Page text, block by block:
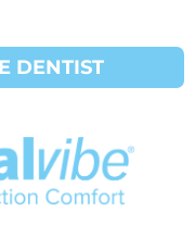
DENTIST